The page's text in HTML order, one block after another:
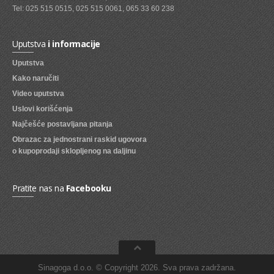
SVEZE VOCE
SVEZE POVRCE
DZEMOVI, MARMALADE I MED
BOMBONI
ZVAKE
LIZALICE
COKOLADE
KREMOVI
BOMBONJERE I PRALINE
MALE COKOLADE I BAROVI
KEKSOVI
KEKS STRUDLE
Tel: 025 515 0515, 025 515 0061, 065 33 60 238
Uputstvai informacije
Uputstva
Kako naručiti
Video uputstva
Uslovi korišćenja
Najčešće postavljana pitanja
Obrazac za jednostrani raskid ugovora
o kupoprodaji sklopljenog na daljinu
Pratite nas na Facebooku
Sinagoga d.o.o. © Copyright 2026. Sva prava zadržana.